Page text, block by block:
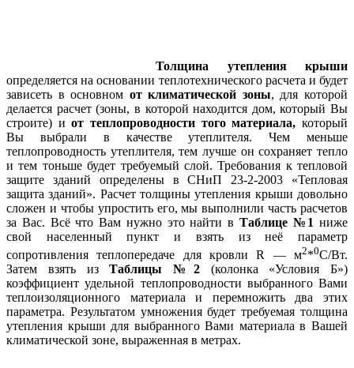
Толщина утепления крыши
определяется на основании теплотехнического расчета и будет
зависеть в основном от климатической зоны, для которой
делается расчет (зоны, в которой находится дом, который Вы
строите) иот теплопроводности того материала, который
Вы выбрали в качестве утеплителя. Чем меньше
теплопроводность утеплителя, тем лучше он сохраняет тепло
и тем тоньше будет требуемый слой. Требования к тепловой
защите зданий определены в СНиП 23-2-2003 «Тепловая
защита зданий». Расчет толщины утепления крыши довольно
сложен и чтобы упростить его, мы выполнили часть расчетов
за Вас. Всё что Вам нужно это найти в Таблице №1 ниже
свой населенный пункт и взять из неё параметр
сопротивления теплопередаче для кровли R — м2*0С/Вт.
Затем взять изТаблицы №2(колонка «Условия Б»)
коэффициент удельной теплопроводности выбранного Вами
теплоизоляционного материала и перемножить два этих
параметра. Результатом умножения будет требуемая толщина
утепления крыши для выбранного Вами материала в Вашей
климатической зоне, выраженная в метрах.